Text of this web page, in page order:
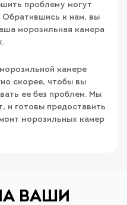
проблему могут
к нам, вы
морозильная камера
камере
скорее, чтобы вы
ее без проблем. Мы
и готовы предоставить
морозильных камер
ВАШИ